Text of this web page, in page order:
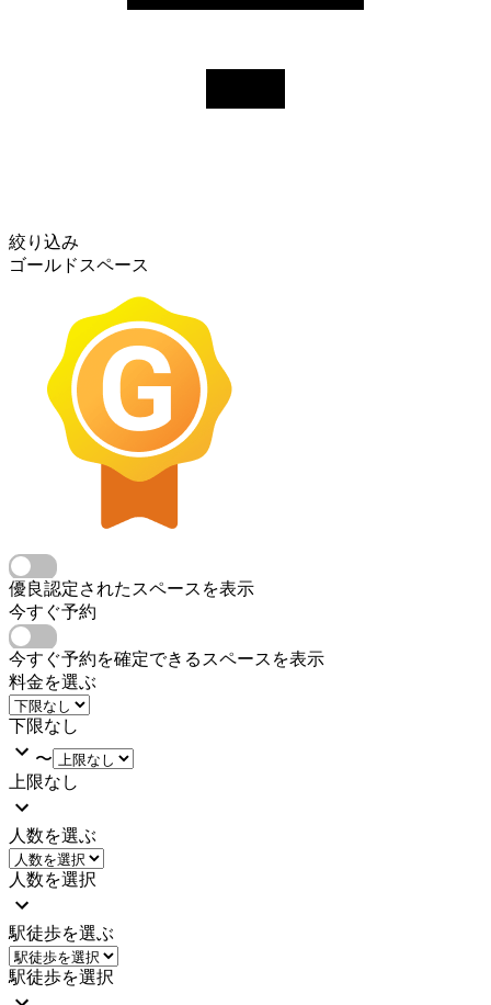
絞り込み
ゴールドスペース
優良認定されたスペースを表示
今すぐ予約
今すぐ予約を確定できるスペースを表示
料金を選ぶ
下限なし
〜
上限なし
人数を選ぶ
人数を選択
駅徒歩を選ぶ
駅徒歩を選択